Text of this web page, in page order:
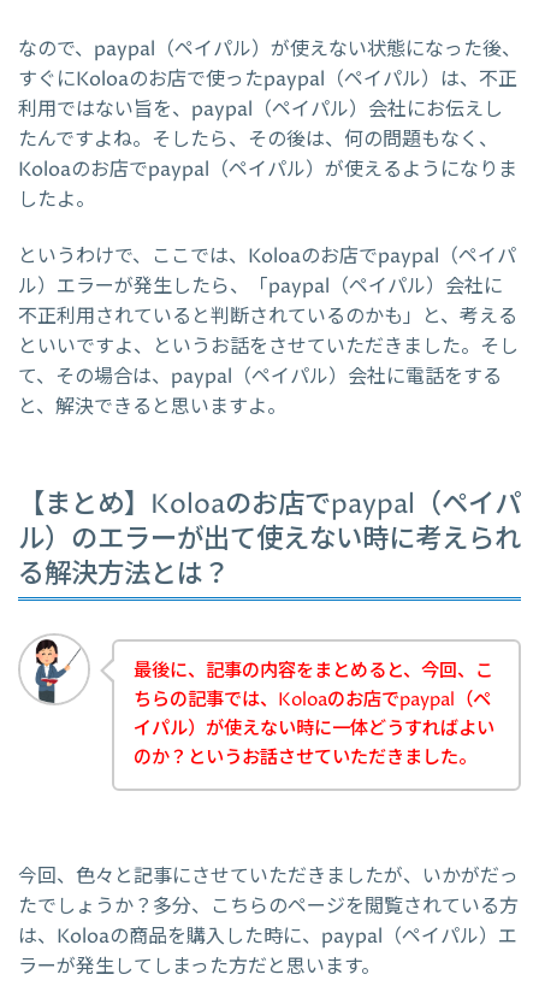
なので、paypal（ペイパル）が使えない状態になった後、
すぐにKoloaのお店で使ったpaypal（ペイパル）は、不正
利用ではない旨を、paypal（ペイパル）会社にお伝えし
たんですよね。そしたら、その後は、何の問題もなく、
Koloaのお店でpaypal（ペイパル）が使えるようになりま
したよ。
というわけで、ここでは、Koloaのお店でpaypal（ペイパ
ル）エラーが発生したら、「paypal（ペイパル）会社に
不正利用されていると判断されているのかも」と、考える
といいですよ、というお話をさせていただきました。そし
て、その場合は、paypal（ペイパル）会社に電話をする
と、解決できると思いますよ。
【まとめ】Koloaのお店でpaypal（ペイパ
ル）のエラーが出て使えない時に考えられ
る解決方法とは？
最後に、記事の内容をまとめると、今回、こ
ちらの記事では、Koloaのお店でpaypal（ペ
イパル）が使えない時に一体どうすればよい
のか？というお話させていただきました。
今回、色々と記事にさせていただきましたが、いかがだっ
たでしょうか？多分、こちらのページを閲覧されている方
は、Koloaの商品を購入した時に、paypal（ペイパル）エ
ラーが発生してしまった方だと思います。